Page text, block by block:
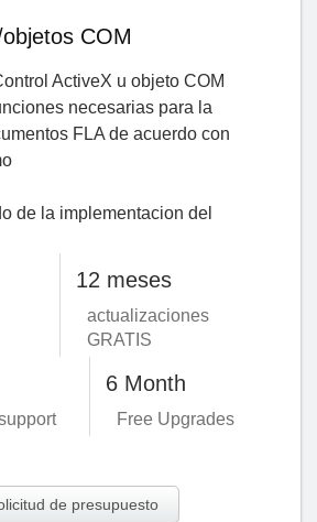
COM
ActiveX u objeto COM
necesarias para la
FLA de acuerdo con
de la implementacion del
12 meses
actualizaciones
GRATIS
6 Month
Free Upgrades
de presupuesto